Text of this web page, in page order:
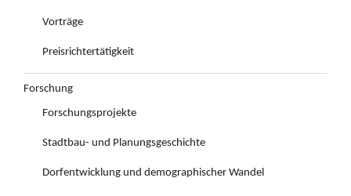
Vorträge
Preisrichtertätigkeit
Forschung
Forschungsprojekte
Stadtbau- und Planungsgeschichte
Dorfentwicklung und demographischer Wandel